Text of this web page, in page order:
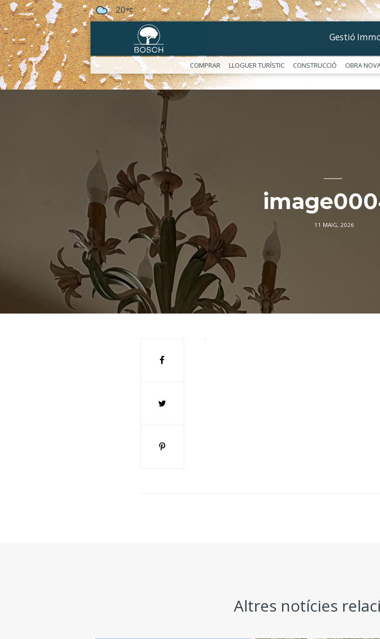
20
Gestió
COMPRAR LLOGUER TURÍSTIC CONSTRUCCIÓ OBRA
––––––––––––
11 MAIG, 2026
Altres notícies